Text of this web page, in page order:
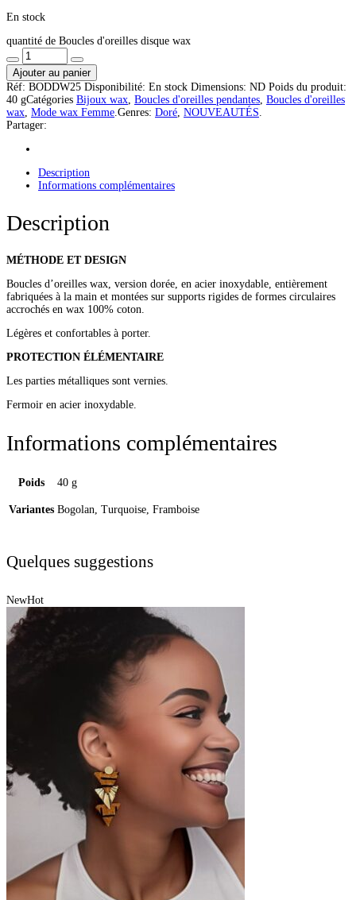
En stock
quantité de Boucles d'oreilles disque wax
Ajouter au panier
Réf: BODDW25 Disponibilité: En stock Dimensions: ND Poids du produit:
40 gCatégories Bijoux wax Boucles d'oreilles pendantes Boucles d'oreilles
wax Mode wax Femme Genres: Doré NOUVEAUTÉS
Partager:
Description
Informations complémentaires
Description
MÉTHODE ET DESIGN
Boucles d’oreilles wax, version dorée, en acier inoxydable, entièrement
fabriquées à la main et montées sur supports rigides de formes circulaires
accrochés en wax 100% coton.
Légères et confortables à porter.
PROTECTION ÉLÉMENTAIRE
Les parties métalliques sont vernies.
Fermoir en acier inoxydable.
Informations complémentaires
Poids 40 g
Variantes Bogolan, Turquoise, Framboise
Quelques suggestions
NewHot